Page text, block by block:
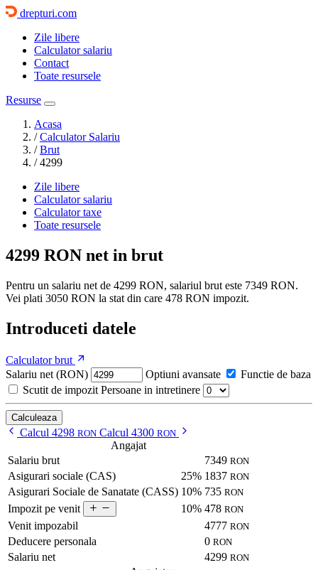
drepturi.com
Zile libere
Calculator salariu
Contact
Toate resursele
Resurse
Acasa
/ Calculator Salariu
/ Brut
/ 4299
Zile libere
Calculator salariu
Calculator taxe
Toate resursele
4299 RON net in brut
Pentru un salariu net de 4299 RON, salariul brut este 7349 RON.
Vei plati 3050 RON la stat din care 478 RON impozit.
Introduceti datele
Calculator brut
Salariu net (RON)
Optiuni avansate
Functie de baza
Scutit de impozit Persoane in intretinere
Calculeaza
Calcul 4298 RON Calcul 4300 RON
Angajat
Salariu brut
7349 RON
Asigurari sociale (CAS) 25% 1837 RON
Asigurari Sociale de Sanatate (CASS) 10% 735 RON
Impozit pe venit 10% 478 RON
Venit impozabil 4777 RON
Deducere personala 0 RON
Salariu net 4299 RON